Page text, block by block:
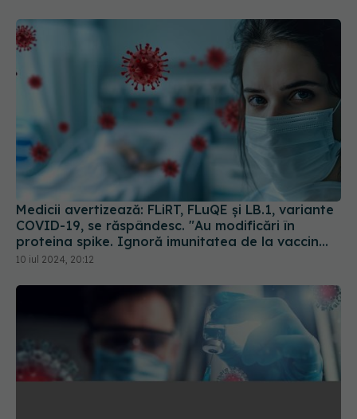
Medicii avertizează: FLiRT, FLuQE și LB.1, variante
COVID-19, se răspândesc. "Au modificări în
proteina spike. Ignoră imunitatea de la vaccin
sau infectarea anterioară
10 iul 2024, 20:12